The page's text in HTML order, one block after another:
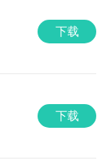
下载
下载